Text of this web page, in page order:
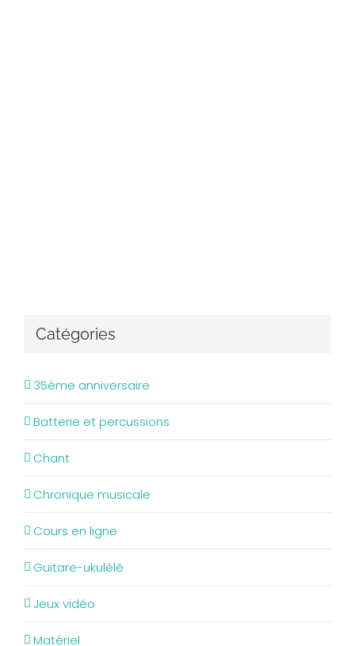
Catégories
35ème anniversaire
Batterie et percussions
Chant
Chronique musicale
Cours en ligne
Guitare-ukulélé
Jeux vidéo
Matériel